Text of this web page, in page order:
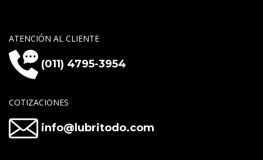
ATENCIÓN AL CLIENTE
(011) 4795-3954
COTIZACIONES
info@lubritodo.com